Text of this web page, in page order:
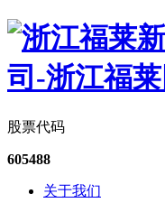
股票代码
605488
关于我们